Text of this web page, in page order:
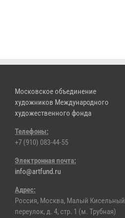
Московское объединение
художников Международного
художественного фонда
Телефоны:
+7 (910) 083-44-55
Электронная почта:
info@artfund.ru
Адрес:
Россия, Москва, Малый Кисельный
переулок, д. 4, стр. 1 (м. Трубная)